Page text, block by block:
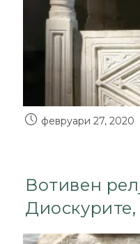
февруари 27, 2020
Вотивен
Диоскурите,